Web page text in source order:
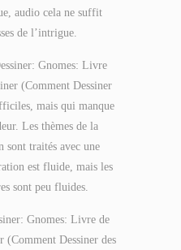
audio cela ne suffit
de l’intrigue.
Gnomes: Livre
(Comment Dessiner
mais qui manque
Les thèmes de la
traités avec une
est fluide, mais les
sont peu fluides.
Gnomes: Livre de
(Comment Dessiner des